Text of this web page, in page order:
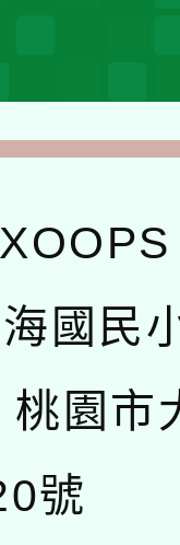
XOOPS
國民
園市
號